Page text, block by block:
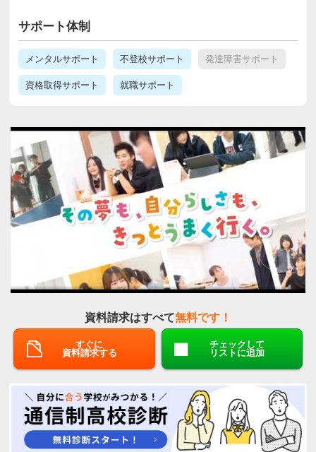
サポート体制
メンタルサポート 不登校サポート 発達障害サポート
資格取得サポート 就職サポート
資料請求はすべて無料です！
すぐに
資料請求する
チェックして
リストに追加